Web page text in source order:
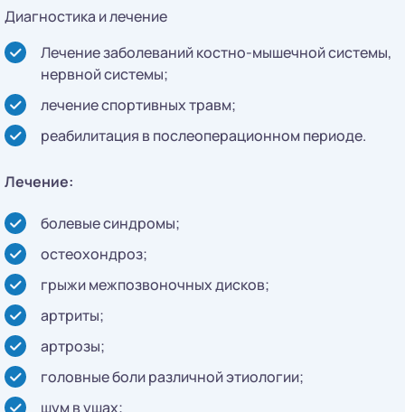
Диагностика и лечение
Лечение заболеваний костно-мышечной системы,
нервной системы;
лечение спортивных травм;
реабилитация в послеоперационном периоде.
Лечение:
болевые синдромы;
остеохондроз;
грыжи межпозвоночных дисков;
артриты;
артрозы;
головные боли различной этиологии;
шум в ушах;